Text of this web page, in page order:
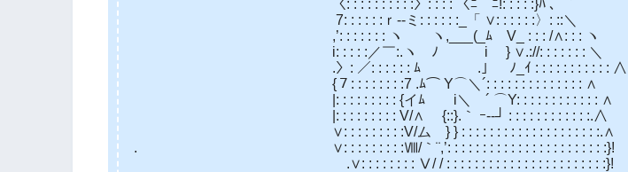
〈: : : : : : : : : :〉: : : : 〈ﾆ￣ﾆ!: : : : :}ﾊ 、｀￣
7: : : : : :ｒ‐‐ミ: : : : : :_「 ∨: : : : : :〉: ::＼
,’: : : : : : : ヽ ヽ,___(_ﾑ V_ : : : /∧: : : ヽ
i: : : : :／￣:.ヽ ﾉ i } ∨.://: : : : : : : ＼
.〉: ／: : : : : : ﾑ .」 ﾉ_ｲ : : : : : : : : : : : ∧
{７: : : : : : : :7 .ﾑ⌒ Y⌒＼´: : : : : : : : : : : : : : ∧
|: : : : : : : : : {イﾑ i＼ ´ ⌒Y: : : : : : : : : : : : ∧
|: : : : : : : : : V/∧ {::}.｀ ｰ‐‐┘ : : : : : : : : : : : :.∧
∨: : : : : : : : :V/ム } } : : : : : : : : : : : : : : : : : : : :.∧
. ∨: : : : : : : : :Ⅷ/｀¨,’: : : : : : : : : : : : : : : : : : : : : : :}!
.∨: : : : : : : : Ⅴ/ / : : : : : : : : : : : : : : : : : : : : : : :}!